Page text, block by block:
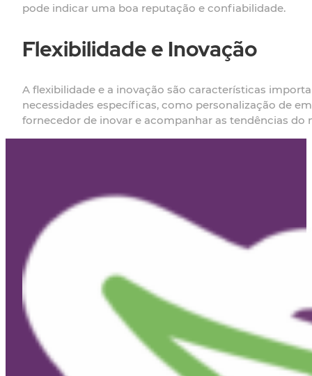
pode indicar uma boa reputação e confiabilidade.
Flexibilidade e Inovação
A flexibilidade e a inovação são características
necessidades específicas, como personalização de
fornecedor de inovar e acompanhar as tendências